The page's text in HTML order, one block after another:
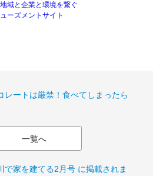
地域と企業と環境を繋ぐ
ーズメントサイト
ートは厳禁！食べてしまったら
一覧へ
家を建てる2月号 に掲載されま